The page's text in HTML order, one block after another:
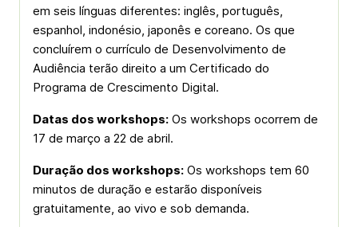
em seis línguas diferentes: inglês, português,
espanhol, indonésio, japonês e coreano. Os que
concluírem o currículo de Desenvolvimento de
Audiência terão direito a um Certificado do
Programa de Crescimento Digital.
Datas dos workshops: Os workshops ocorrem de
17 de março a 22 de abril.
Duração dos workshops: Os workshops tem 60
minutos de duração e estarão disponíveis
gratuitamente, ao vivo e sob demanda.